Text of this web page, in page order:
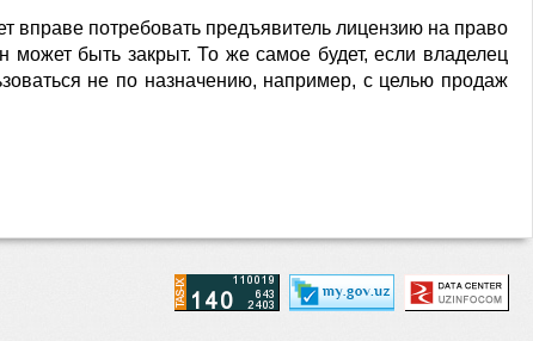
вправе потребовать предъявитель лицензию на право
может быть закрыт. То же самое будет, если владелец
не по назначению, например, с целью продаж